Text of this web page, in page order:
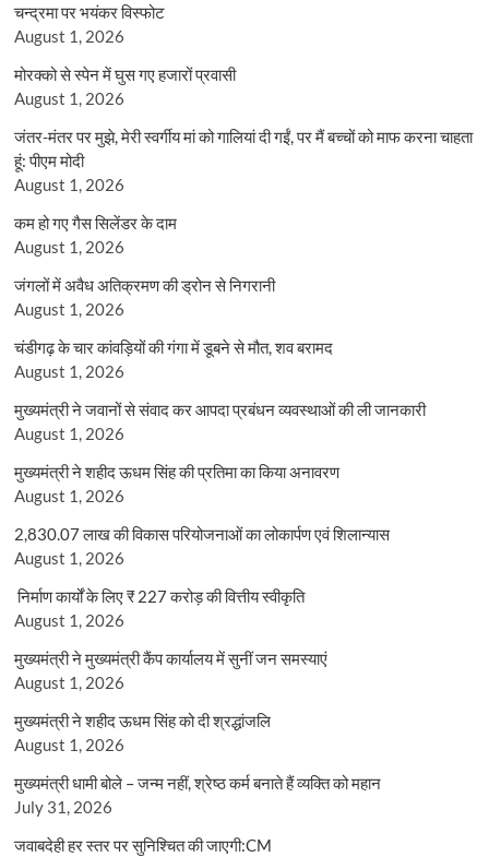
चन्द्रमा पर भयंकर विस्फोट
August 1, 2026
मोरक्को से स्पेन में घुस गए हजारों प्रवासी
August 1, 2026
जंतर-मंतर पर मुझे, मेरी स्वर्गीय मां को गालियां दी गईं, पर मैं बच्चों को माफ करना चाहता
हूं: पीएम मोदी
August 1, 2026
कम हो गए गैस सिलेंडर के दाम
August 1, 2026
जंगलों में अवैध अतिक्रमण की ड्रोन से निगरानी
August 1, 2026
चंडीगढ़ के चार कांवड़ियों की गंगा में डूबने से मौत, शव बरामद
August 1, 2026
मुख्यमंत्री ने जवानों से संवाद कर आपदा प्रबंधन व्यवस्थाओं की ली जानकारी
August 1, 2026
मुख्यमंत्री ने शहीद ऊधम सिंह की प्रतिमा का किया अनावरण
August 1, 2026
2,830.07 लाख की विकास परियोजनाओं का लोकार्पण एवं शिलान्यास
August 1, 2026
निर्माण कार्यों के लिए ₹ 227 करोड़ की वित्तीय स्वीकृति
August 1, 2026
मुख्यमंत्री ने मुख्यमंत्री कैंप कार्यालय में सुनीं जन समस्याएं
August 1, 2026
मुख्यमंत्री ने शहीद ऊधम सिंह को दी श्रद्धांजलि
August 1, 2026
मुख्यमंत्री धामी बोले – जन्म नहीं, श्रेष्ठ कर्म बनाते हैं व्यक्ति को महान
July 31, 2026
जवाबदेही हर स्तर पर सुनिश्चित की जाएगी:CM